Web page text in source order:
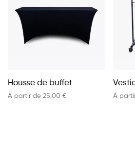
Housse de buffet
À partir de 25,00 € À